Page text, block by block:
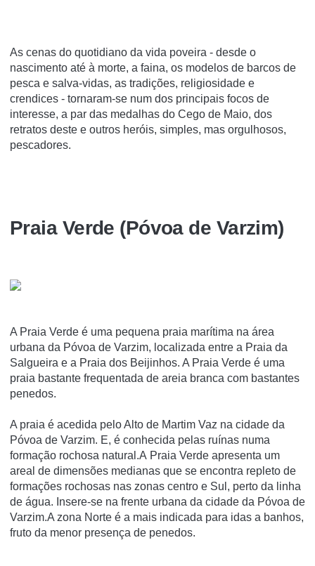
As cenas do quotidiano da vida poveira - desde o
nascimento até à morte, a faina, os modelos de barcos de
pesca e salva-vidas, as tradições, religiosidade e
crendices - tornaram-se num dos principais focos de
interesse, a par das medalhas do Cego de Maio, dos
retratos deste e outros heróis, simples, mas orgulhosos,
pescadores.
Praia Verde (Póvoa de Varzim)
A Praia Verde é uma pequena praia marí­tima na área
urbana da Póvoa de Varzim, localizada entre a Praia da
Salgueira e a Praia dos Beijinhos. A Praia Verde é uma
praia bastante frequentada de areia branca com bastantes
penedos.
A praia é acedida pelo Alto de Martim Vaz na cidade da
Póvoa de Varzim. E, é conhecida pelas ruí­nas numa
formação rochosa natural.A Praia Verde apresenta um
areal de dimensões medianas que se encontra repleto de
formações rochosas nas zonas centro e Sul, perto da linha
de água. Insere-se na frente urbana da cidade da Póvoa de
Varzim.A zona Norte é a mais indicada para idas a banhos,
fruto da menor presença de penedos.